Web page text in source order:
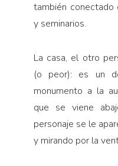
también conectado
y seminarios.
La casa, el otro
(o peor): es un
monumento a la
que se viene
personaje se le
y mirando por la